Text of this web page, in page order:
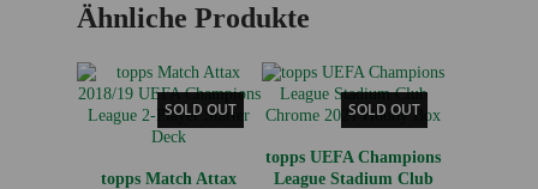
Ähnliche Produkte
SOLD OUT
topps Match Attax
SOLD OUT
topps UEFA Champions
League Stadium Club